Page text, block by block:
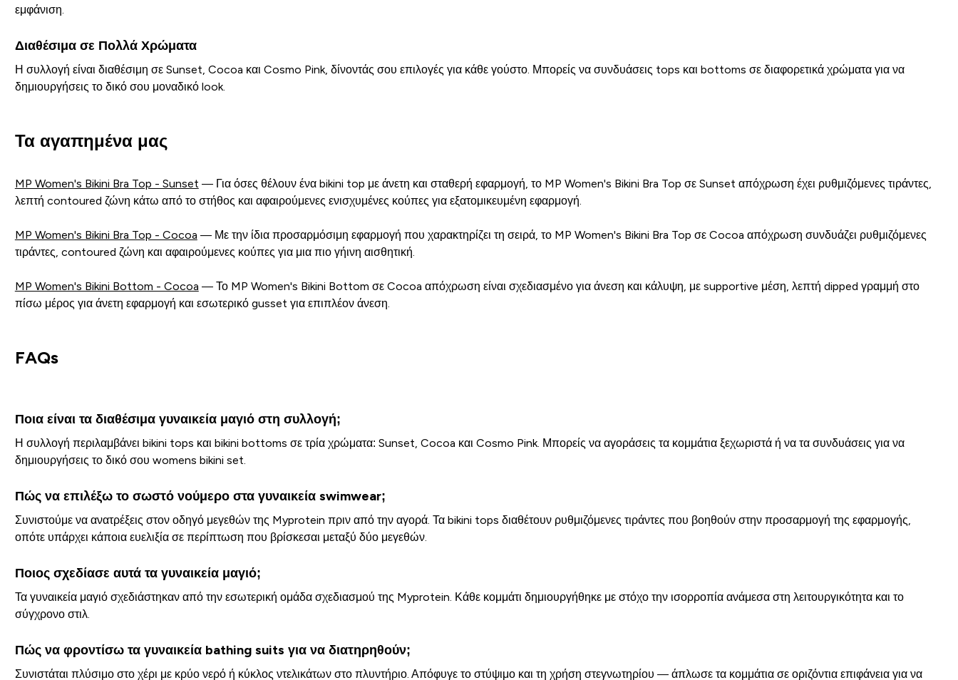
εμφάνιση.
Διαθέσιμα σε Πολλά Χρώματα
Η συλλογή είναι διαθέσιμη σε Sunset, Cocoa και Cosmo Pink, δίνοντάς σου επιλογές για κάθε γούστο. Μπορείς να συνδυάσεις tops και bottoms σε διαφορετικά χρώματα για να
δημιουργήσεις το δικό σου μοναδικό look.
Τα αγαπημένα μας
MP Women's Bikini Bra Top - Sunset — Για όσες θέλουν ένα bikini top με άνετη και σταθερή εφαρμογή, το MP Women's Bikini Bra Top σε Sunset απόχρωση έχει ρυθμιζόμενες τιράντες,
λεπτή contoured ζώνη κάτω από το στήθος και αφαιρούμενες ενισχυμένες κούπες για εξατομικευμένη εφαρμογή.
MP Women's Bikini Bra Top - Cocoa — Με την ίδια προσαρμόσιμη εφαρμογή που χαρακτηρίζει τη σειρά, το MP Women's Bikini Bra Top σε Cocoa απόχρωση συνδυάζει ρυθμιζόμενες
τιράντες, contoured ζώνη και αφαιρούμενες κούπες για μια πιο γήινη αισθητική.
MP Women's Bikini Bottom - Cocoa — Το MP Women's Bikini Bottom σε Cocoa απόχρωση είναι σχεδιασμένο για άνεση και κάλυψη, με supportive μέση, λεπτή dipped γραμμή στο
πίσω μέρος για άνετη εφαρμογή και εσωτερικό gusset για επιπλέον άνεση.
FAQs
Ποια είναι τα διαθέσιμα γυναικεία μαγιό στη συλλογή;
Η συλλογή περιλαμβάνει bikini tops και bikini bottoms σε τρία χρώματα: Sunset, Cocoa και Cosmo Pink. Μπορείς να αγοράσεις τα κομμάτια ξεχωριστά ή να τα συνδυάσεις για να
δημιουργήσεις το δικό σου womens bikini set.
Πώς να επιλέξω το σωστό νούμερο στα γυναικεία swimwear;
Συνιστούμε να ανατρέξεις στον οδηγό μεγεθών της Myprotein πριν από την αγορά. Τα bikini tops διαθέτουν ρυθμιζόμενες τιράντες που βοηθούν στην προσαρμογή της εφαρμογής,
οπότε υπάρχει κάποια ευελιξία σε περίπτωση που βρίσκεσαι μεταξύ δύο μεγεθών.
Ποιος σχεδίασε αυτά τα γυναικεία μαγιό;
Τα γυναικεία μαγιό σχεδιάστηκαν από την εσωτερική ομάδα σχεδιασμού της Myprotein. Κάθε κομμάτι δημιουργήθηκε με στόχο την ισορροπία ανάμεσα στη λειτουργικότητα και το
σύγχρονο στιλ.
Πώς να φροντίσω τα γυναικεία bathing suits για να διατηρηθούν;
Συνιστάται πλύσιμο στο χέρι με κρύο νερό ή κύκλος ντελικάτων στο πλυντήριο. Απόφυγε το στύψιμο και τη χρήση στεγνωτηρίου — άπλωσε τα κομμάτια σε οριζόντια επιφάνεια για να